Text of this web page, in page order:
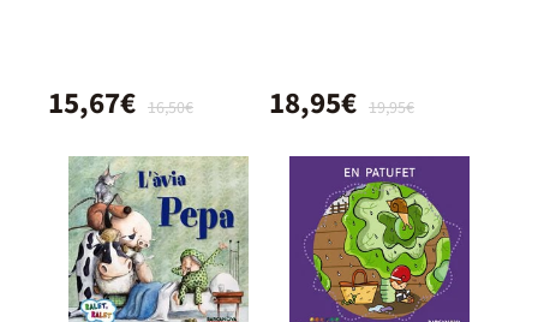
16,50€
15,67€ 19,95€
18,95€